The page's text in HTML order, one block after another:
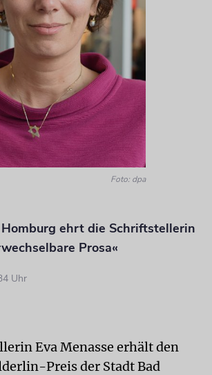
Foto: dpa
ehrt die Schriftstellerin
Prosa«
Uhr
Eva Menasse erhält den
Preis der Stadt Bad